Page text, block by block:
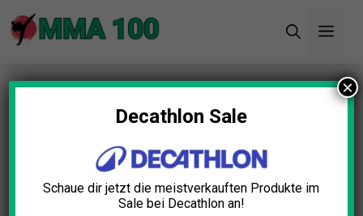
Inhalt
Startseite»Blog»Kettlebell Set Test: Die 5
besten (Bestenliste)
Kettlebell Set Test: Die 5
besten (Bestenliste)
November 25, 2025
Decathlon Sale
Schaue dir jetzt die meistverkauften Produkte im
Sale bei Decathlon an!
×